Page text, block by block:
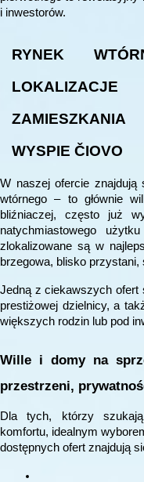
i inwestorów.
RYNEK
WYSPIE ČIOVO
W naszej ofercie
wtórnego – to głównie
bliźniaczej, często już
natychmiastowego
zlokalizowane są w
brzegowa, blisko przystani,
Jedną z ciekawszych ofert
prestiżowej dzielnicy, a
większych rodzin lub pod
Wille i domy na
przestrzeni,
Dla tych, którzy
komfortu, idealnym
dostępnych ofert znajdują